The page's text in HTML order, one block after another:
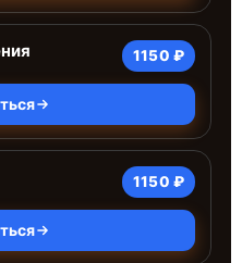
1150 ₽
1150 ₽